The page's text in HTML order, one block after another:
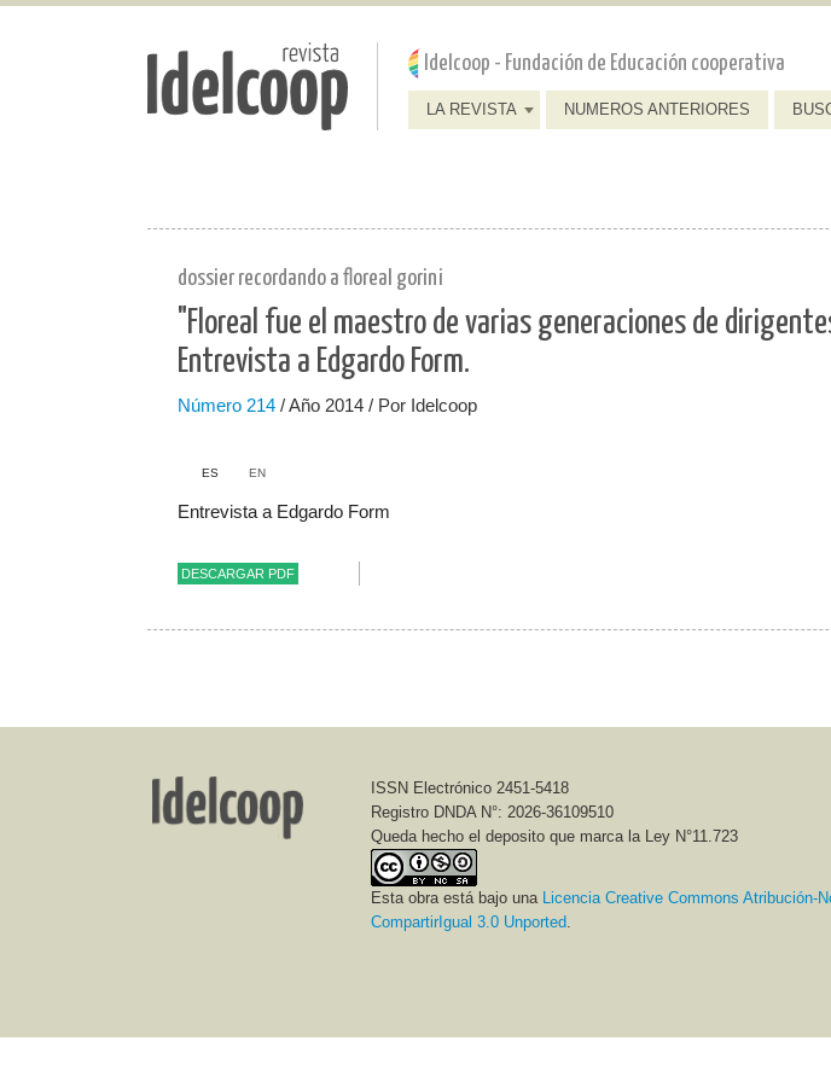
Pasar al contenido principal
Jump to main content Idelcoop - Fundación de Educación cooperativa
LA REVISTA NUMEROS ANTERIORES
dossier recordando a floreal gorini
"Floreal fue el maestro de varias generaciones de
Entrevista a Edgardo Form.
Número 214 / Año 2014 / Por Idelcoop
ES EN
Entrevista a Edgardo Form
DESCARGAR PDF
ISSN Electrónico 2451-5418
Registro DNDA N°: 2026-36109510
Queda hecho el deposito que marca la Ley N°11.723
Esta obra está bajo una Licencia Creative Commons Atribución-
CompartirIgual 3.0 Unported.